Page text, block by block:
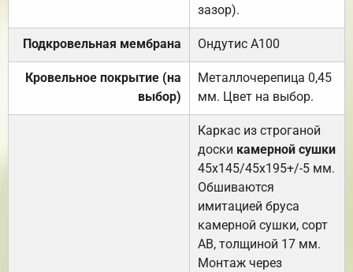
зазор).
Подкровельная мембрана Ондутис А100
Кровельное покрытие (на
выбор)
Металлочерепица 0,45
мм. Цвет на выбор.
Каркас из строганой
доски камерной сушки
45х145/45х195+/-5 мм.
Обшиваются
имитацией бруса
камерной сушки, сорт
АВ, толщиной 17 мм.
Монтаж через